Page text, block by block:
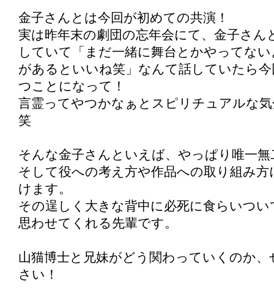
金子さんとは今回が初めての共演！
実は昨年末の劇団の忘年会にて、金子さん
していて「まだ一緒に舞台とかやってな
があるといいね笑」なんて話していたら
つことになって！
言霊ってやつかなぁとスピリチュアルな
笑
そんな金子さんといえば、やっぱり唯一
そして役への考え方や作品への取り組み
けます。
その逞しく大きな背中に必死に食らいつ
思わせてくれる先輩です。
山猫博士と兄妹がどう関わっていくのか
さい！